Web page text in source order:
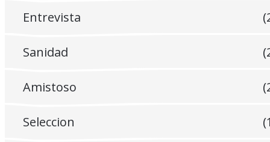
Entrevista
Sanidad
Amistoso
Seleccion